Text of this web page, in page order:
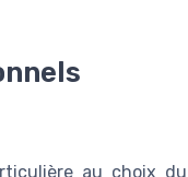
au choix du